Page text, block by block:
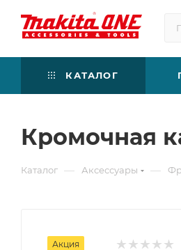
КАТАЛОГ
Кромочная
Каталог — Аксессуары —
Акция